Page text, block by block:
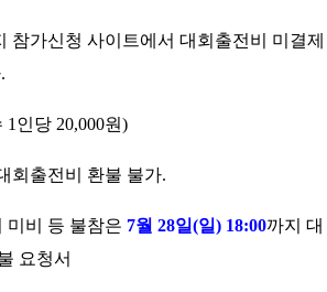
참가신청 사이트에서 대회출전비 미결제
.
1 인당 20,000원)
회출전비 환불 불가.
미비 등 불참은 7월28일(일) 18:00까지 대
요청서